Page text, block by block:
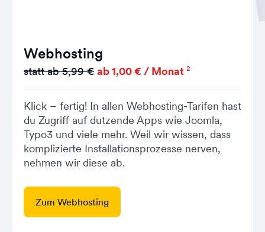
Webhosting
statt ab 5,99 € ab 1,00 € / Monat 2
Klick – fertig! In allen Webhosting-Tarifen hast
du Zugriff auf dutzende Apps wie Joomla,
Typo3 und viele mehr. Weil wir wissen, dass
komplizierte Installationsprozesse nerven,
nehmen wir diese ab.
Zum Webhosting